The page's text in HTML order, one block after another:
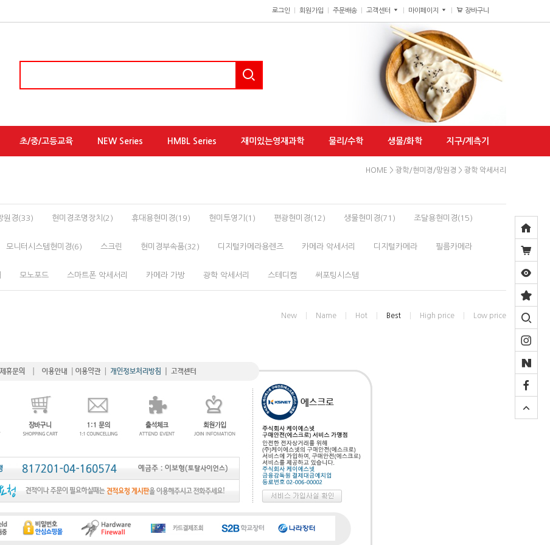
로그인 회원가입 주문배송 고객센터 마이페이지 장바구니
초/중/고등교육 NEW Series HMBL Series 재미있는영재과학 물리/수학 생물/화학 지구/계측기
HOME > 광학/현미경/망원경 > 광학 악세서리
원경(33) 현미경조명장치(2) 휴대용현미경(19) 현미투영기(1) 편광현미경(12) 생물현미경(71) 조달용현미경(15)
모니터시스템현미경(6) 스크린 현미경부속품(32) 디지털카메라용렌즈 카메라 악세서리 디지털카메라 필름카메라
모노포드 스마트폰 악세서리 카메라 가방 광학 악세서리 스테디캠 써포팅시스템
New Name Hot Best High price Low price